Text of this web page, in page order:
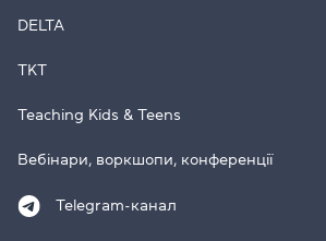
DELTA
TKT
Teaching Kids & Teens
Вебінари, воркшопи, конференції
Telegram-канал